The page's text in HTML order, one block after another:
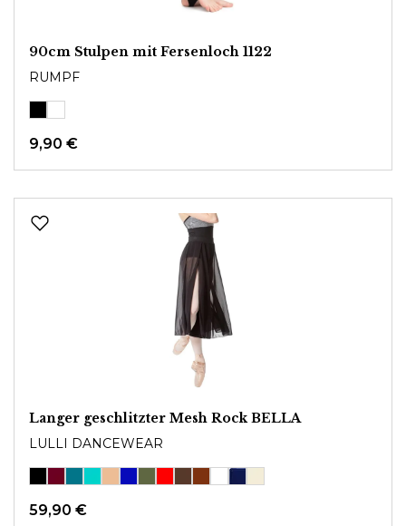
90cm Stulpen mit Fersenloch 1122
RUMPF
9,90 €
Langer geschlitzter Mesh Rock BELLA
LULLI DANCEWEAR
59,90 €